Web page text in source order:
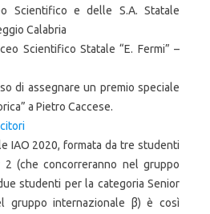
Scientifico e delle S.A. Statale
Calabria
Scientifico Statale “E. Fermi” –
di assegnare un premio speciale
a Pietro Caccese.
IAO 2020, formata da tre studenti
(che concorreranno nel gruppo
studenti per la categoria Senior
gruppo internazionale β) è così